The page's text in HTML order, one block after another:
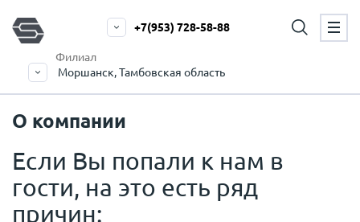
Филиал
Моршанск, Тамбовская область
+7(953) 728-58-88
О компании
Если Вы попали к нам в
гости, на это есть ряд
причин: